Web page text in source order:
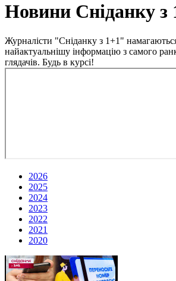
Новини Сніданку з
Журналісти "Сніданку з 1+1"
найактуальнішу інформацію з самого
глядачів. Будь в курсі!
2026
2025
2024
2023
2022
2021
2020